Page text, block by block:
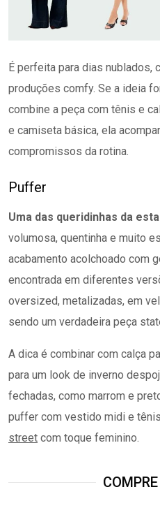
É perfeita para dias nublados,
produções comfy. Se a ideia
combine a peça com tênis e
e camiseta básica, ela
compromissos da rotina.
Puffer
Uma das queridinhas da
volumosa, quentinha e muito
acabamento acolchoado com
encontrada em diferentes
oversized, metalizadas, em
sendo um verdadeira peça
A dica é combinar com calça
para um look de inverno
fechadas, como marrom e
puffer com vestido midi e
street com toque feminino.